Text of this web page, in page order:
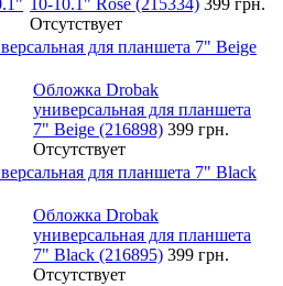
Отсутствует
для планшета 7" Beige
Обложка Drobak
универсальная для планшета
7" Beige (216898) 399 грн.
Отсутствует
для планшета 7" Black
Обложка Drobak
универсальная для планшета
7" Black (216895) 399 грн.
Отсутствует